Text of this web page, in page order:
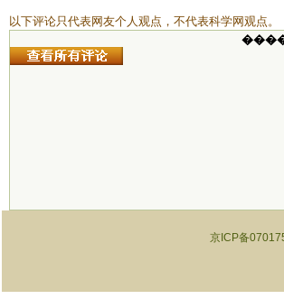
以下评论只代表网友个人观点，不代表科学网观点。
京ICP备